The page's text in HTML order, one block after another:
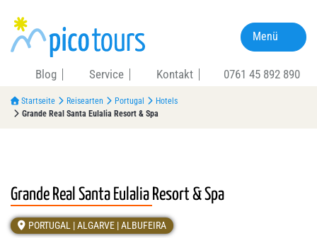
Blog Service Kontakt 0761 45 892 890
Menü
Startseite Reisearten Portugal
Hotels
Grande Real Santa Eulalia Resort & Spa
Grande Real Santa Eulalia Resort & Spa
PORTUGAL | ALGARVE | ALBUFEIRA